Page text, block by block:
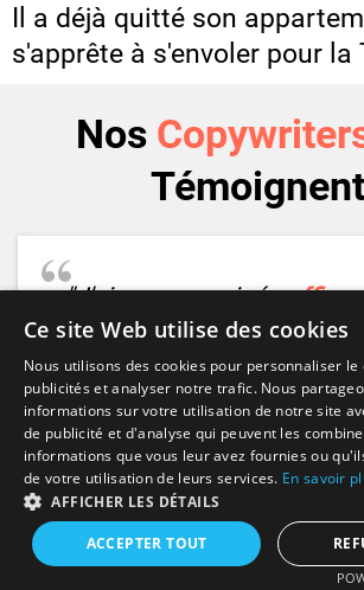
Il a déjà quitté son
s'apprête à s'envoler pour la
Nos
"J'ai emmagasiné
confiance, je me sens
Ce site Web utilise des cookies
Nous utilisons des cookies pour personnaliser le
publicités et analyser notre trafic. Nous
informations sur votre utilisation de notre site
de publicité et d'analyse qui peuvent les
informations que vous leur avez fournies ou
de votre utilisation de leurs services. En savoir
AFFICHER LES DÉTAILS
ACCEPTER TOUT